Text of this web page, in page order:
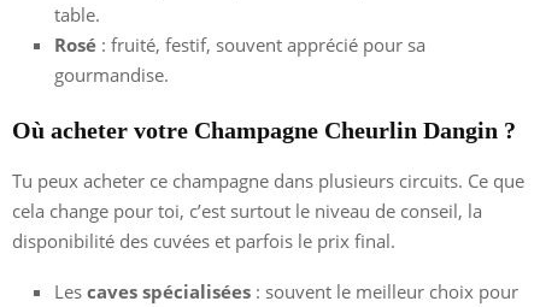
table.
Rosé : fruité, festif, souvent apprécié pour sa
gourmandise.
Où acheter votre Champagne Cheurlin Dangin ?
Tu peux acheter ce champagne dans plusieurs circuits. Ce que
cela change pour toi, c’est surtout le niveau de conseil, la
disponibilité des cuvées et parfois le prix final.
Les caves spécialisées : souvent le meilleur choix pour